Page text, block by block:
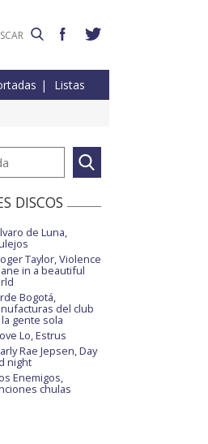
Listas
DISCOS
de Luna,
Taylor, Violence
in a beautiful
Bogotá,
del club
gente sola
Lo, Estrus
Rae Jepsen, Day
night
Enemigos,
chulas